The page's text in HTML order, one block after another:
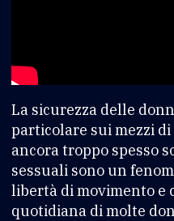
La sicurezza delle
particolare sui mezzi
ancora troppo spesso
sessuali sono un
libertà di movimento e
quotidiana di molte